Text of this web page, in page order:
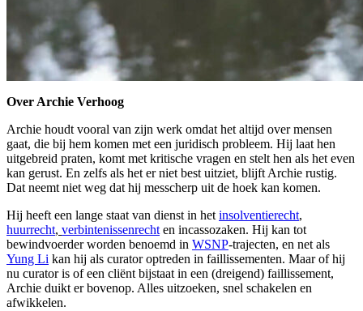
Over Archie Verhoog
Archie houdt vooral van zijn werk omdat het altijd over mensen
gaat, die bij hem komen met een juridisch probleem. Hij laat hen
uitgebreid praten, komt met kritische vragen en stelt hen als het even
kan gerust. En zelfs als het er niet best uitziet, blijft Archie rustig.
Dat neemt niet weg dat hij messcherp uit de hoek kan komen.
Hij heeft een lange staat van dienst in het insolventierecht,
huurrecht, verbintenissenrecht en incassozaken. Hij kan tot
bewindvoerder worden benoemd in WSNP-trajecten, en net als
Yung Li kan hij als curator optreden in faillissementen. Maar of hij
nu curator is of een cliënt bijstaat in een (dreigend) faillissement,
Archie duikt er bovenop. Alles uitzoeken, snel schakelen en
afwikkelen.